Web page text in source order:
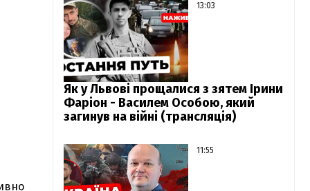
13:03
Як у Львові прощалися з зятем Ірини
Фаріон - Василем Особою, який
загинув на війні (трансляція)
11:55